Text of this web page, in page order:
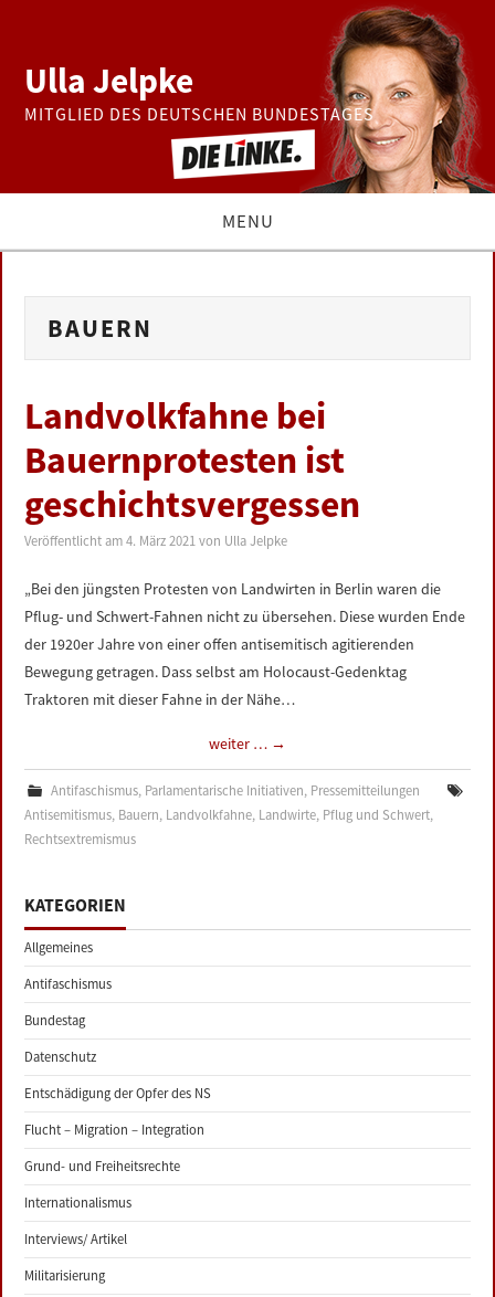
Ulla Jelpke
MITGLIED DES DEUTSCHEN BUNDESTAGES
MENU
BUNDESTAG
ZUR PERSON
LINKS
IMPRESSUM
BAUERN
Landvolkfahne bei
Bauernprotesten ist
geschichtsvergessen
Veröffentlicht am4. März 2021 von Ulla Jelpke
„Bei den jüngsten Protesten von Landwirten in Berlin waren die
Pflug- und Schwert-Fahnen nicht zu übersehen. Diese wurden Ende
der 1920er Jahre von einer offen antisemitisch agitierenden
Bewegung getragen. Dass selbst am Holocaust-Gedenktag
Traktoren mit dieser Fahne in der Nähe…
weiter … →
Antifaschismus, Parlamentarische Initiativen, Pressemitteilungen
Antisemitismus, Bauern, Landvolkfahne, Landwirte, Pflug und Schwert,
Rechtsextremismus
KATEGORIEN
Allgemeines
Antifaschismus
Bundestag
Datenschutz
Entschädigung der Opfer des NS
Flucht – Migration – Integration
Grund- und Freiheitsrechte
Internationalismus
Interviews/ Artikel
Militarisierung